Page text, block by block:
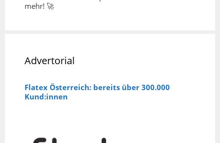
mehr! 🚀
Advertorial
Flatex Österreich: bereits über 300.000
Kund:innen